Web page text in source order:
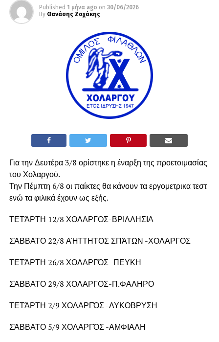
Published 1 μήνα ago on 30/06/2026
By Θανάσης Ζαχάκης
Για την Δευτέρα 3/8 ορίστηκε η έναρξη της προετοιμασίας
του Χολαργού.
Την Πέμπτη 6/8 οι παίκτες θα κάνουν τα εργομετρικα τεστ
ενώ τα φιλικά έχουν ως εξής.
ΤΕΤΆΡΤΗ 12/8 ΧΟΛΑΡΓΟΣ-ΒΡΙΛΛΗΣΙΑ
ΣΆΒΒΑΤΟ 22/8 ΑΉΤΤΗΤΟΣ ΣΠΆΤΩΝ -ΧΟΛΑΡΓΟΣ
ΤΕΤΆΡΤΗ 26/8 ΧΟΛΑΡΓΌΣ -ΠΕΥΚΗ
ΣΆΒΒΑΤΟ 29/8 ΧΟΛΑΡΓΟΣ-Π.ΦΑΛΗΡΟ
ΤΕΤΆΡΤΗ 2/9 ΧΟΛΑΡΓΌΣ -ΛΥΚΟΒΡΥΣΗ
ΣΆΒΒΑΤΟ 5/9 ΧΟΛΑΡΓΌΣ -ΑΜΦΙΑΛΗ